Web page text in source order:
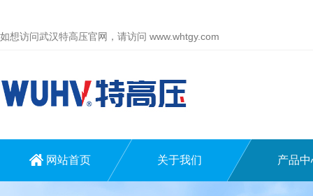
如想访问武汉特高压官网，请访问 www.whtgy.com
网站首页 关于我们 产品中